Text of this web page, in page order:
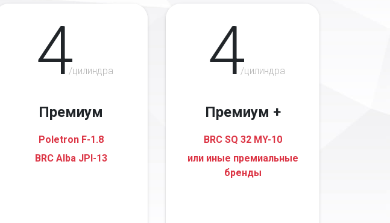
4/цилиндра
Премиум
Poletron F-1.8
BRC Alba JPI-13
4/цилиндра
Премиум +
BRC SQ 32 MY-10
или иные премиальные
бренды